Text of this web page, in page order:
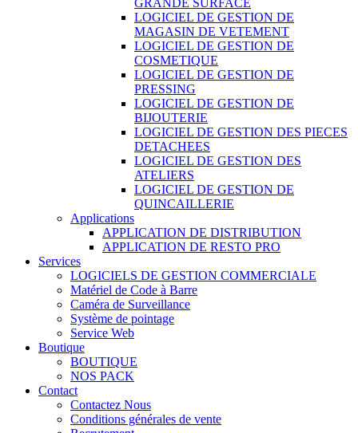
GRANDE SURFACE
LOGICIEL DE GESTION DE
MAGASIN DE VETEMENT
LOGICIEL DE GESTION DE
COSMETIQUE
LOGICIEL DE GESTION DE
PRESSING
LOGICIEL DE GESTION DE
BIJOUTERIE
LOGICIEL DE GESTION DES PIECES
DETACHEES
LOGICIEL DE GESTION DES
ATELIERS
LOGICIEL DE GESTION DE
QUINCAILLERIE
Applications
APPLICATION DE DISTRIBUTION
APPLICATION DE RESTO PRO
Services
LOGICIELS DE GESTION COMMERCIALE
Matériel de Code à Barre
Caméra de Surveillance
Système de pointage
Service Web
Boutique
BOUTIQUE
NOS PACK
Contact
Contactez Nous
Conditions générales de vente